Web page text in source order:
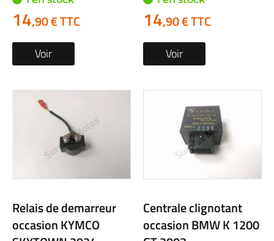
14,90 € TTC
Voir
14,90 € TTC
Voir
Relais de demarreur
occasion KYMCO
Centrale clignotant
occasion BMW K 1200